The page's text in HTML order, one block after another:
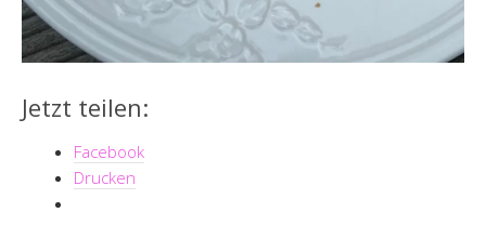
Jetzt teilen:
Facebook
Drucken